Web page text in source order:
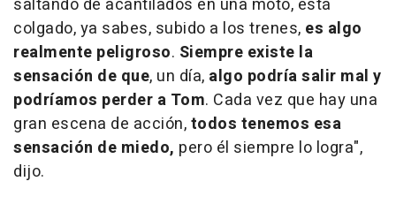
colgado, ya sabes, subido a los trenes, es algo
realmente peligroso. Siempre existe la
sensación de que, un día, algo podría salir mal y
podríamos perder a Tom. Cada vez que hay una
gran escena de acción,todos tenemos esa
sensación de miedo, pero él siempre lo logra",
dijo.